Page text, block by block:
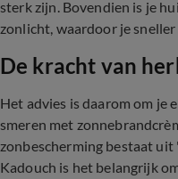
sterk zijn. Bovendien is je
zonlicht, waardoor je
De kracht van
Het advies is daarom om je
smeren met
zonbescherming bestaat uit
Kadouch is het belangrijk